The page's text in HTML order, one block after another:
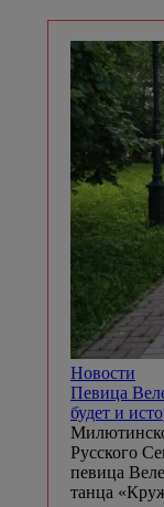
Новости
Певица
будет и
Русского
певица
танца